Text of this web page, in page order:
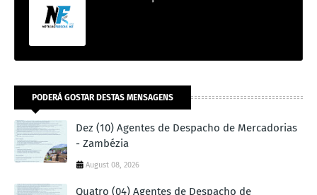
PODERÁ GOSTAR DESTAS MENSAGENS
Dez (10) Agentes de Despacho de Mercadorias
- Zambézia
August 08, 2026
Quatro (04) Agentes de Despacho de